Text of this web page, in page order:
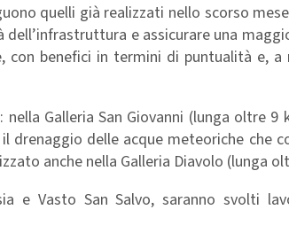
quelli già realizzati nello scorso
e assicurare una
con benefici in termini di puntualità e,
Galleria San Giovanni (lunga oltre 9
drenaggio delle acque meteoriche che
anche nella Galleria Diavolo (lunga
e Vasto San Salvo, saranno svolti